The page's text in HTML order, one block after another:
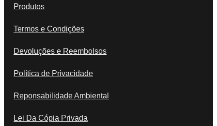
Produtos
Termos e Condições
Devoluções e Reembolsos
Política de Privacidade
Reponsabilidade Ambiental
Lei Da Cópia Privada